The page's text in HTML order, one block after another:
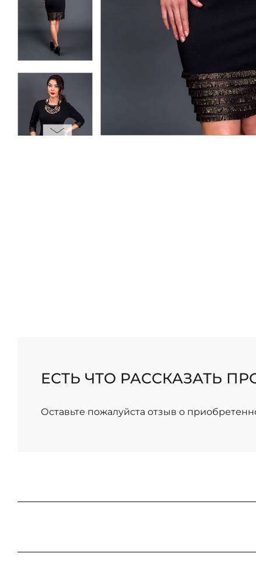
ОПЛАТА
ЕСТЬ ЧТО РАССКАЗАТЬ
Оставьте пожалуйста отзыв о